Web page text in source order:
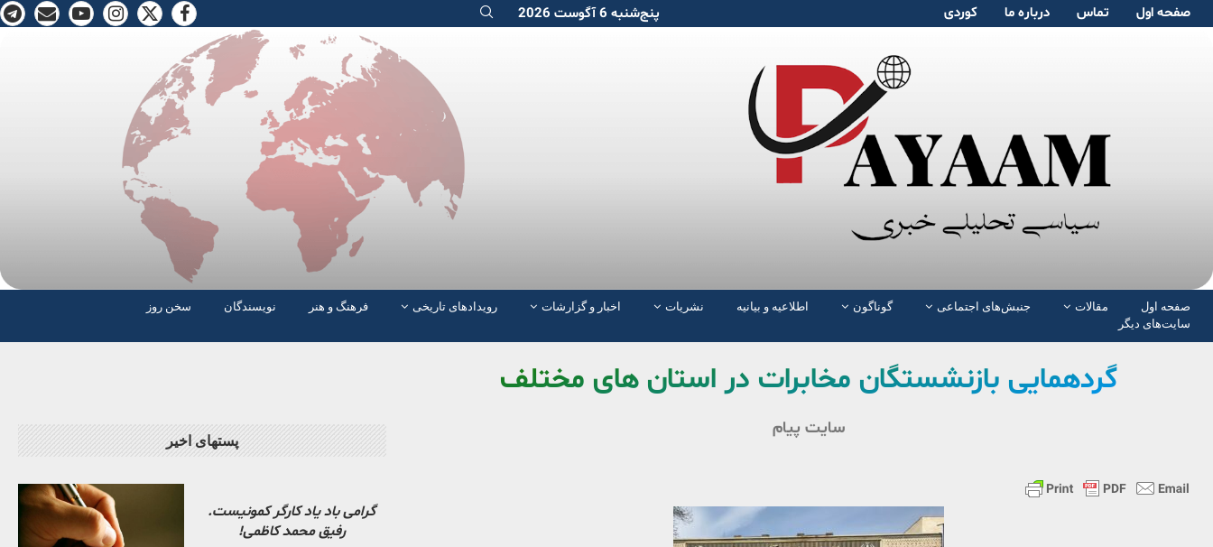
صفحە اول تماس دربارە ما کوردی پنج‌شنبه 6 آگوست 2026
صفحە اول مقالات جنبش‌های اجتماعی گوناگون اطلاعیه و بیانیه نشریات اخبار و گزارشات رویدادهای تاریخی فرهنگ و هنر نویسندگان
سخن روز
سایت‌های دیگر
گردهمایی بازنشستگان مخابرات در استان های مختلف
سایت پیام
پستهای اخیر
گرامی باد یاد کارگر کمونیست.
رفیق محمد کاظمی!